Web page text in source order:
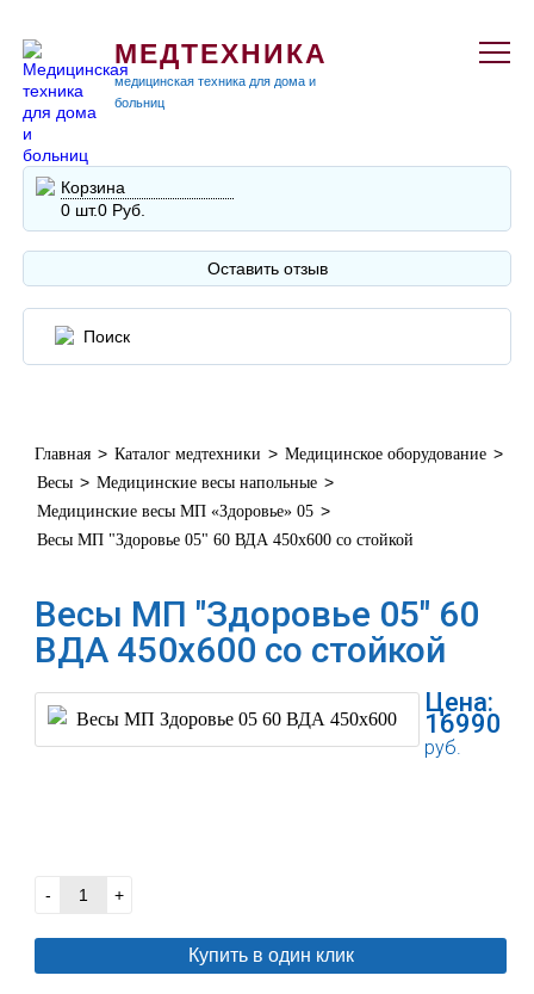
МЕДТЕХНИКА
медицинская техника для дома и
больниц
Корзина
0 шт.0 Руб.
Оставить отзыв
Главная > Каталог медтехники > Медицинское оборудование >
Весы > Медицинские весы напольные >
Медицинские весы МП «Здоровье» 05 >
Весы МП "Здоровье 05" 60 ВДА 450х600 со стойкой
Весы МП "Здоровье 05" 60
ВДА 450х600 со стойкой
Цена:
16990
руб.
- +
Купить в один клик